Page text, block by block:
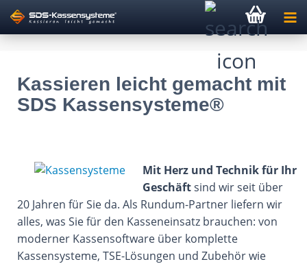
Kassieren leicht gemacht mit
SDS Kassensysteme®
Mit Herz und Technik für Ihr
Geschäftsind wir seit über
20 Jahren für Sie da. Als Rundum-Partner liefern wir
alles, was Sie für den Kasseneinsatz brauchen: von
moderner Kassensoftware über komplette
Kassensysteme, TSE-Lösungen und Zubehör wie